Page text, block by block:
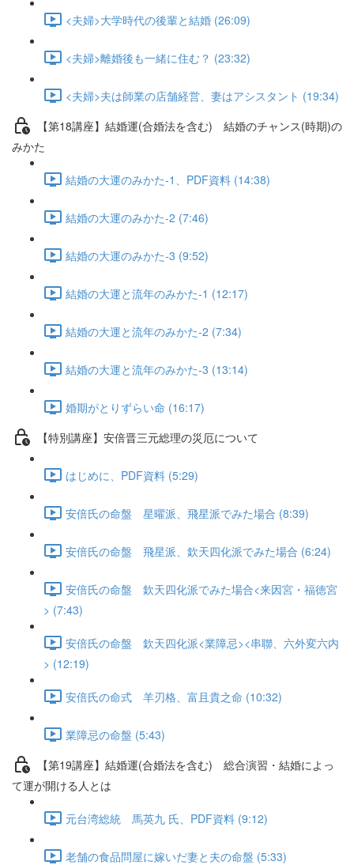
<夫婦>大学時代の後輩と結婚 (26:09)
<夫婦>離婚後も一緒に住む？ (23:32)
<夫婦>夫は師業の店舗経営、妻はアシスタント (19:34)
【第18講座】結婚運(合婚法を含む) 結婚のチャンス(時期)の
みかた
結婚の大運のみかた-1、PDF資料 (14:38)
結婚の大運のみかた-2 (7:46)
結婚の大運のみかた-3 (9:52)
結婚の大運と流年のみかた-1 (12:17)
結婚の大運と流年のみかた-2 (7:34)
結婚の大運と流年のみかた-3 (13:14)
婚期がとりずらい命 (16:17)
【特別講座】安倍晋三元総理の災厄について
はじめに、PDF資料 (5:29)
安倍氏の命盤 星曜派、飛星派でみた場合 (8:39)
安倍氏の命盤 飛星派、欽天四化派でみた場合 (6:24)
安倍氏の命盤 欽天四化派でみた場合<来因宮・福徳宮
> (7:43)
安倍氏の命盤 欽天四化派<業障忌><串聯、六外変六内
> (12:19)
安倍氏の命式 羊刃格、富且貴之命 (10:32)
業障忌の命盤 (5:43)
【第19講座】結婚運(合婚法を含む) 総合演習・結婚によっ
て運が開ける人とは
元台湾総統 馬英九 氏、PDF資料 (9:12)
老舗の食品問屋に嫁いだ妻と夫の命盤 (5:33)